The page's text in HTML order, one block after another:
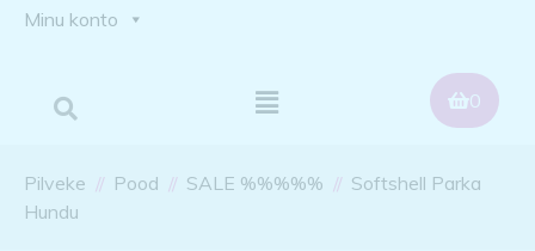
Minu konto
0
Pilveke Pood SALE %%%%%
Softshell Parka
Hundu